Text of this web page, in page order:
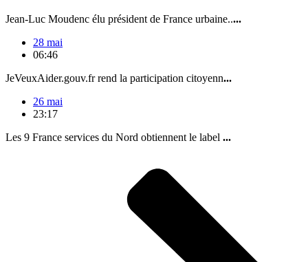
Jean-Luc Moudenc élu président de France urbaine.....
28 mai
06:46
JeVeuxAider.gouv.fr rend la participation citoyenn...
26 mai
23:17
Les 9 France services du Nord obtiennent le label ...